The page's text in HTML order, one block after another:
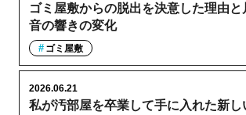
ゴミ屋敷からの脱出を決意した理由と
音の響きの変化
ゴミ屋敷
私が汚部屋を卒業して手に入れた新し
2026.06.21